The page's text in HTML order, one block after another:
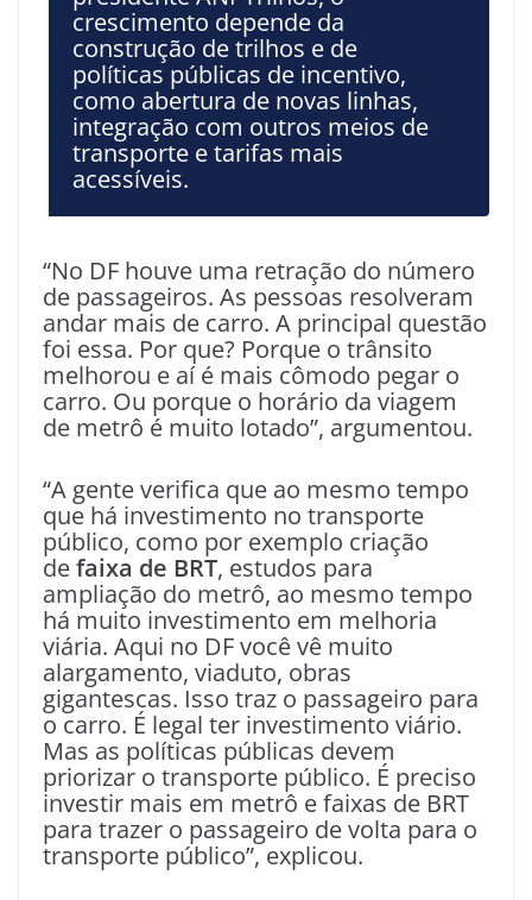
crescimento depende da
construção de trilhos e de
políticas públicas de incentivo,
como abertura de novas linhas,
integração com outros meios de
transporte e tarifas mais
acessíveis.
“No DF houve uma retração do número
de passageiros. As pessoas resolveram
andar mais de carro. A principal questão
foi essa. Por que? Porque o trânsito
melhorou e aí é mais cômodo pegar o
carro. Ou porque o horário da viagem
de metrô é muito lotado”, argumentou.
“A gente verifica que ao mesmo tempo
que há investimento no transporte
público, como por exemplo criação
defaixa de BRT, estudos para
ampliação do metrô, ao mesmo tempo
há muito investimento em melhoria
viária. Aqui no DF você vê muito
alargamento, viaduto, obras
gigantescas. Isso traz o passageiro para
o carro. É legal ter investimento viário.
Mas as políticas públicas devem
priorizar o transporte público. É preciso
investir mais em metrô e faixas de BRT
para trazer o passageiro de volta para o
transporte público”, explicou.